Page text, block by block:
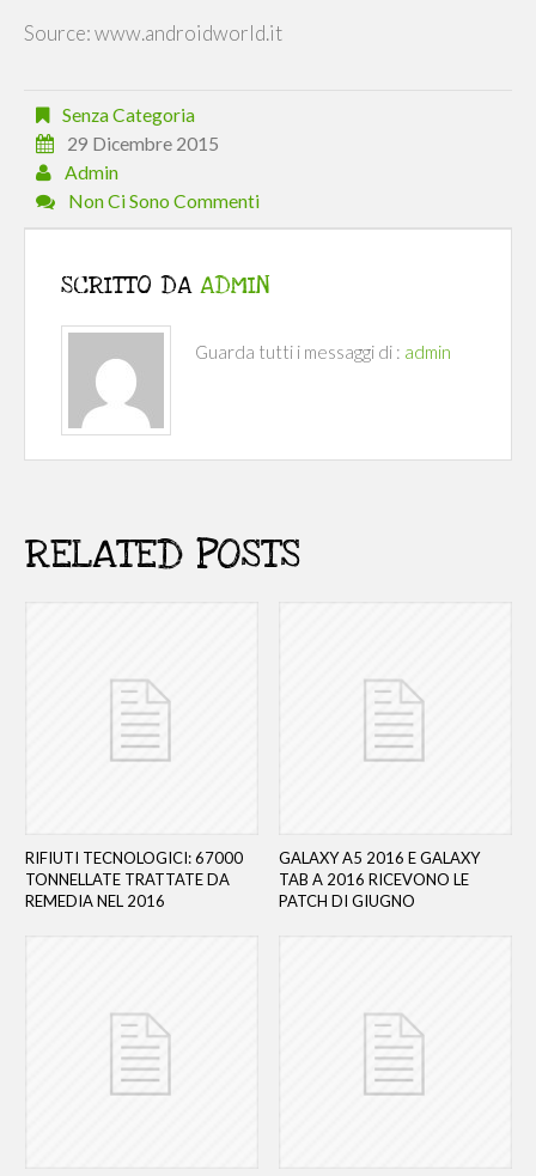
Source: www.androidworld.it
Senza Categoria
29 Dicembre 2015
Admin
Non Ci Sono Commenti
SCRITTO DA ADMIN
Guarda tutti i messaggi di : admin
RELATED POSTS
RIFIUTI TECNOLOGICI: 67000
TONNELLATE TRATTATE DA
REMEDIA NEL 2016
GALAXY A5 2016 E GALAXY
TAB A 2016 RICEVONO LE
PATCH DI GIUGNO